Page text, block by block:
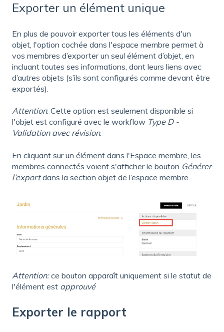
Exporter un élément unique
En plus de pouvoir exporter tous les éléments d'un
objet, l'option cochée dans l'espace membre permet à
vos membres d’exporter un seul élément d’objet, en
incluant toutes ses informations, dont leurs liens avec
d’autres objets (s’ils sont configurés comme devant être
exportés).
Attention: Cette option est seulement disponible si
l'objet est configuré avec le workflow Type D -
Validation avec révision.
En cliquant sur un élément dans l'Espace membre, les
membres connectés voient s'afficher le bouton Générer
l’exportdans la section objet de l’espace membre.
Attention:ce bouton apparaît uniquement si le statut de
l'élément est approuvé
Exporter le rapport